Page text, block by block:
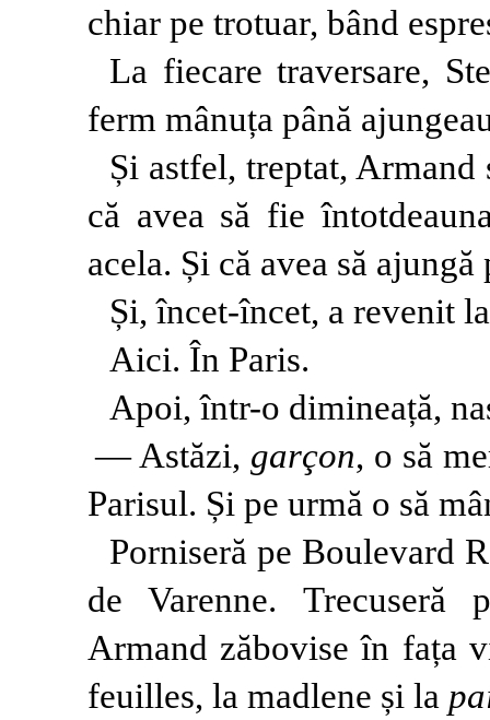
chiar pe trotuar, bând
La fiecare traversare,
ferm mânuța până
Și astfel, treptat, Armand
că avea să fie
acela. Și că avea să
Și, încet-încet, a revenit
Aici. În Paris.
Apoi, într-o dimineață,
— Astăzi, garçon, o să
Parisul. Și pe urmă o să
Porniseră pe Boulevard
de Varenne. Trecuseră
Armand zăbovise în fața
feuilles, la madlene și la